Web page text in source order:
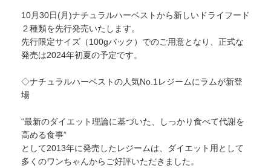
10月30日(月)ナチュラルハーベストから新しいドライフード
２種類を先行発売いたします。
先行限定サイズ（100gパック）でのご用意となり、正式な
発売は2024年初夏の予定です。
◇ナチュラルハーベストの人気No.1レジームにラムが新登
場
“最新のダイエット理論に基づいた、しっかり食べて代謝を
高める食事”
として2013年に発売したレジームは、ダイエット用として
多くのワンちゃんからご好評いただきました。